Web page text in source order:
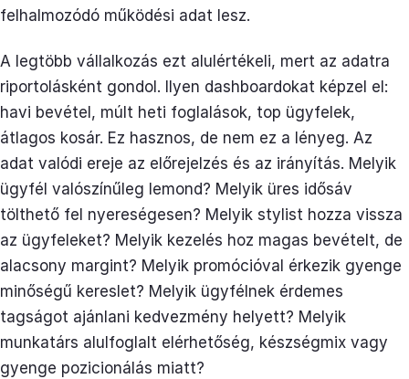
felhalmozódó működési adat lesz.
A legtöbb vállalkozás ezt alulértékeli, mert az adatra
riportolásként gondol. Ilyen dashboardokat képzel el:
havi bevétel, múlt heti foglalások, top ügyfelek,
átlagos kosár. Ez hasznos, de nem ez a lényeg. Az
adat valódi ereje az előrejelzés és az irányítás. Melyik
ügyfél valószínűleg lemond? Melyik üres idősáv
tölthető fel nyereségesen? Melyik stylist hozza vissza
az ügyfeleket? Melyik kezelés hoz magas bevételt, de
alacsony margint? Melyik promócióval érkezik gyenge
minőségű kereslet? Melyik ügyfélnek érdemes
tagságot ajánlani kedvezmény helyett? Melyik
munkatárs alulfoglalt elérhetőség, készségmix vagy
gyenge pozicionálás miatt?